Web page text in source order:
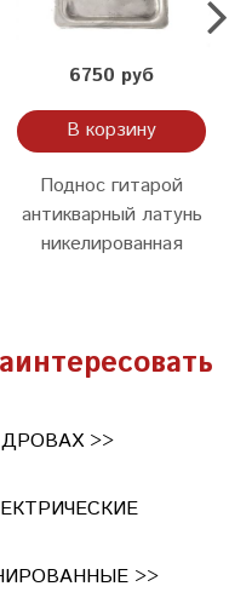
6750 руб
В корзину
Поднос гитарой
антикварный латунь
никелированная
>>
>>